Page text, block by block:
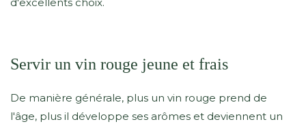
Servir un vin rouge jeune et frais
De manière générale, plus un vin rouge prend de
l'âge, plus il développe ses arômes et deviennent un